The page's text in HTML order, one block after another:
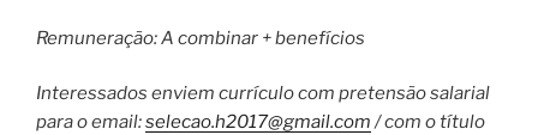
Remuneração: A combinar + benefícios
Interessados enviem currículo com pretensão salarial
para o email:selecao.h2017@gmail.com / com o título